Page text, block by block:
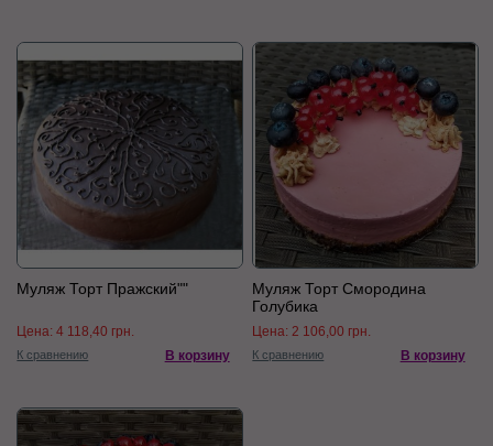
Муляж Торт Пражский""
Цена:4 118,40 грн.
К сравнению В корзину
Муляж Торт Смородина
Голубика
Цена: 2 106,00 грн.
К сравнению В корзину